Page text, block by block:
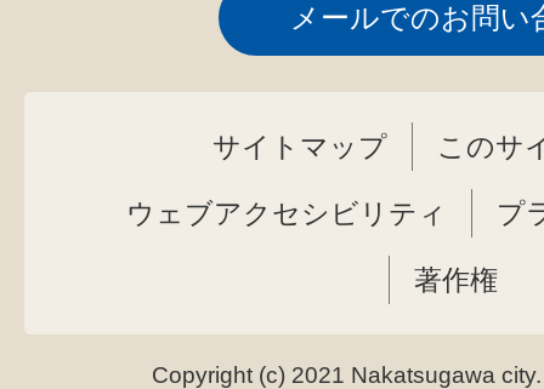
メールでのお問い
サイトマップ このサ
ウェブアクセシビリティ プ
著作権
Copyright (c) 2021 Nakatsugawa